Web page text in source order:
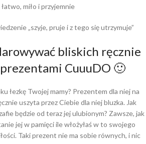
miło i przyjemnie
„szyje, pruje i z tego się utrzymuje”
bliskich ręcznie
CuuuDO 🙂
łezkę Twojej mamy? Prezentem dla niej na
uszyta przez Ciebie dla niej bluzka. Jak
będzie od teraz jej ulubionym? Zawsze, jak
jej w pamięci ile włożyłaś w to swojego
Taki prezent nie ma sobie równych, i nic